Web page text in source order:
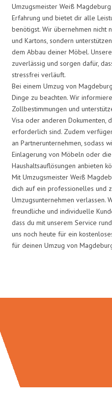
Umzugsmeister Weiß
Erfahrung und bietet dir alle
benötigst. Wir übernehmen nicht
und Kartons, sondern
dem Abbau deiner Möbel.
zuverlässig und sorgen dafür,
stressfrei verläuft.
Bei einem Umzug von
Dinge zu beachten. Wir
Zollbestimmungen und
Visa oder anderen Dokumenten,
erforderlich sind. Zudem
an Partnerunternehmen, sodass
Einlagerung von Möbeln oder
Haushaltsauflösungen anbieten
Mit Umzugsmeister Weiß
dich auf ein professionelles und
Umzugsunternehmen verlassen.
freundliche und individuelle
dass du mit unserem Service
uns noch heute für ein
für deinen Umzug von